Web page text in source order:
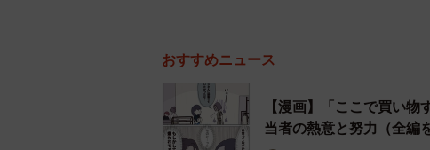
おすすめニュース
【漫画】「ここで買い
当者の熱意と努力（全編